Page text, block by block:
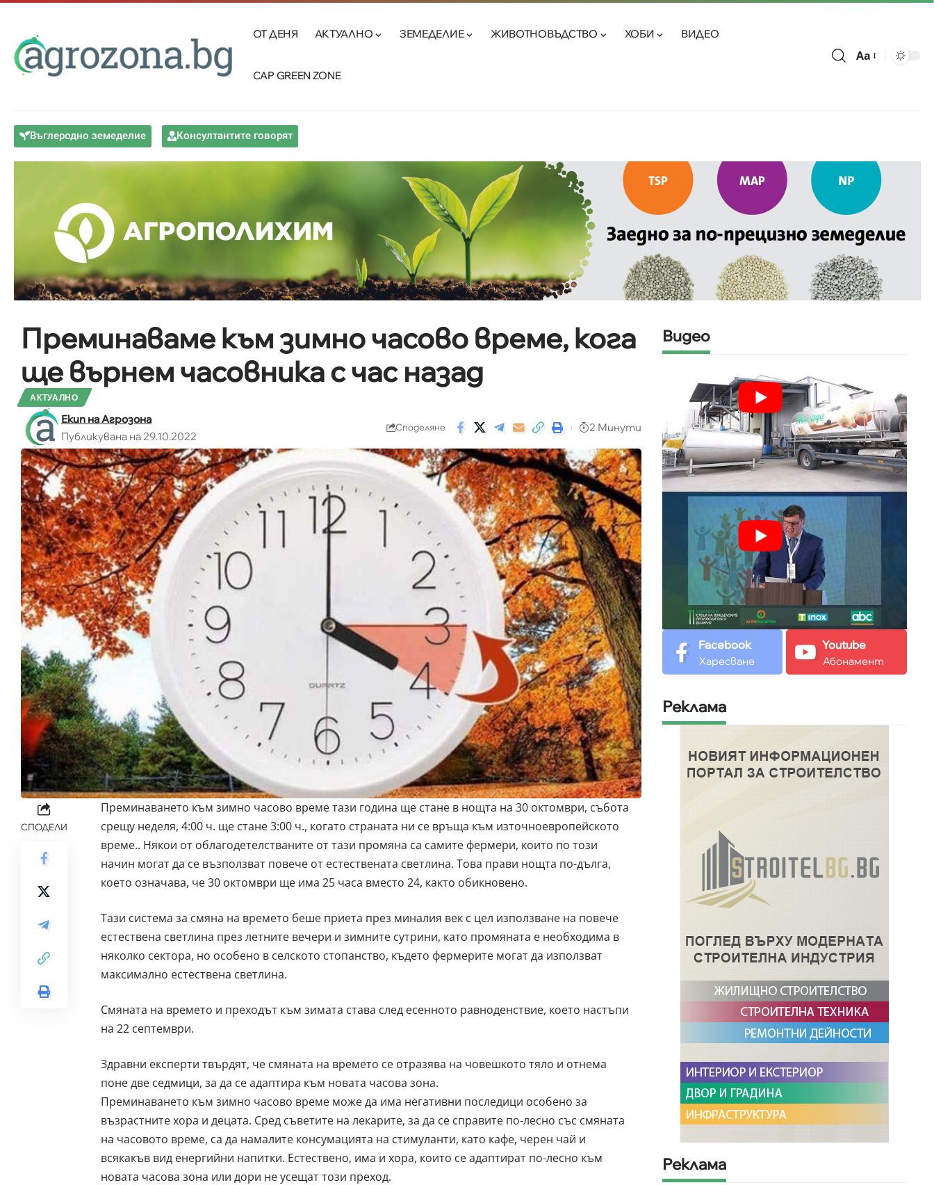
ОТ ДЕНЯ АКТУАЛНО ЗЕМЕДЕЛИЕ ЖИВОТНОВЪДСТВО ХОБИ ВИДЕО
CAP GREEN ZONE
Aa
Въглеродно земеделие Консултантите говорят
Преминаваме към зимно часово време, кога
ще върнем часовника с час назад
АКТУАЛНО
Екип на Агрозона
Публикувана на 29.10.2022
Споделяне 2 Минути
СПОДЕЛИ
Преминаването към зимно часово време тази година ще стане в нощта на 30 октомври, събота
срещу неделя, 4:00 ч. ще стане 3:00 ч., когато страната ни се връща към източноевропейското
време.. Някои от облагодетелстваните от тази промяна са самите фермери, които по този
начин могат да се възползват повече от естествената светлина. Това прави нощта по-дълга,
което означава, че 30 октомври ще има 25 часа вместо 24, както обикновено.
Тази система за смяна на времето беше приета през миналия век с цел използване на повече
естествена светлина през летните вечери и зимните сутрини, като промяната е необходима в
няколко сектора, но особено в селското стопанство, където фермерите могат да използват
максимално естествена светлина.
Смяната на времето и преходът към зимата става след есенното равноденствие, което настъпи
на 22 септември.
Здравни експерти твърдят, че смяната на времето се отразява на човешкото тяло и отнема
поне две седмици, за да се адаптира към новата часова зона.
Преминаването към зимно часово време може да има негативни последици особено за
възрастните хора и децата. Сред съветите на лекарите, за да се справите по-лесно със смяната
на часовото време, са да намалите консумацията на стимуланти, като кафе, черен чай и
всякакъв вид енергийни напитки. Естествено, има и хора, които се адаптират по-лесно към
новата часова зона или дори не усещат този преход.
Видео
Facebook
Харесване
Youtube
Абонамент
Реклама
Реклама